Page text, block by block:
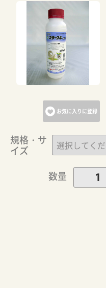
お気に入りに登録
規格・サ
イズ
数量